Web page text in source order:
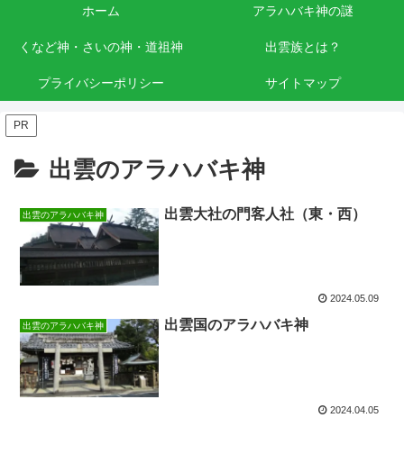
ホーム アラハバキ神の謎
くなど神・さいの神・道祖神 出雲族とは？
プライバシーポリシー サイトマップ
PR
出雲のアラハバキ神
出雲のアラハバキ神 出雲大社の門客人社（東・西）
2024.05.09
出雲のアラハバキ神 出雲国のアラハバキ神
2024.04.05